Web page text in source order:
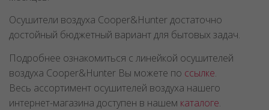
Осушители воздуха Cooper&Hunter достаточно
достойный бюджетный вариант для бытовых задач.
Подробнее ознакомиться с линейкой осушителей
воздуха Cooper&Hunter Вы можете по ссылке.
Весь ассортимент осушителей воздуха нашего
интернет-магазина доступен в нашем каталоге.